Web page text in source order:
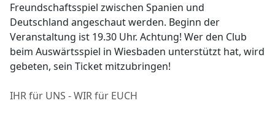
Freundschaftsspiel zwischen Spanien und
Deutschland angeschaut werden. Beginn der
Veranstaltung ist 19.30 Uhr. Achtung! Wer den Club
beim Auswärtsspiel in Wiesbaden unterstützt hat, wird
gebeten, sein Ticket mitzubringen!
IHR für UNS - WIR für EUCH